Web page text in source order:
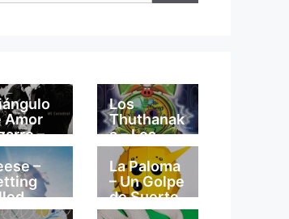
Amor
–
Los
Thuthanak
a – Los
Thuthanak
a
–
La Paloma
– Un Golpe
de Suerte